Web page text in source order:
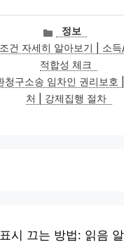
카
테
고
리
정보
건 자세히 알아보기 | 소
적합성 체크
청구소송 임차인 권리보호
처 | 강제집행 절차
시 끄는 방법: 읽음